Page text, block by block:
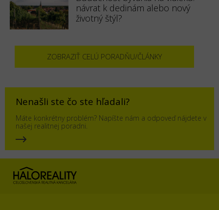
návrat k dedinám alebo nový
životný štýl?
ZOBRAZIŤ CELÚ PORADŇU/ČLÁNKY
Nenašli ste čo ste hľadali?
Máte konkrétny problém? Napíšte nám a odpoveď nájdete v
našej realitnej poradni.